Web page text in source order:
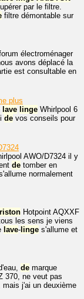
par le filtre.
filtre démontable sur
électroménager
avons déplacé la
est consultable en
plus
lave linge Whirlpool 6
de vos conseils pour
AWO/D7324 il y
de tomber en
normalement
Hotpoint AQXXF
les sens je viens
lave- linge s'allume et
de marque
370, ne veut pas
j'ai un deuxième